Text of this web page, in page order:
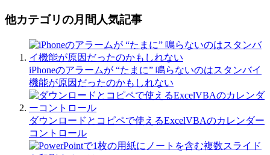
他カテゴリの月間人気記事
iPhoneのアラームが “たまに” 鳴らないのはスタンバイ
機能が原因だったのかもしれない
ダウンロードとコピペで使えるExcelVBAのカレンダー
コントロール